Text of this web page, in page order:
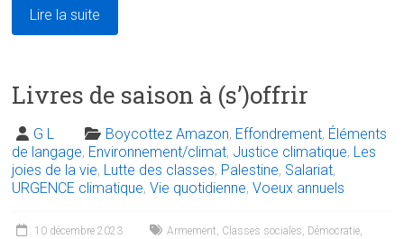
Lire la suite
Livres de saison à (s’)offrir
G L Boycottez Amazon, Effondrement, Éléments
de langage, Environnement/climat, Justice climatique, Les
joies de la vie, Lutte des classes, Palestine, Salariat,
URGENCE climatique,Vie quotidienne,Voeux annuels
10 décembre 2023 Armement, Classes sociales, Démocratie,